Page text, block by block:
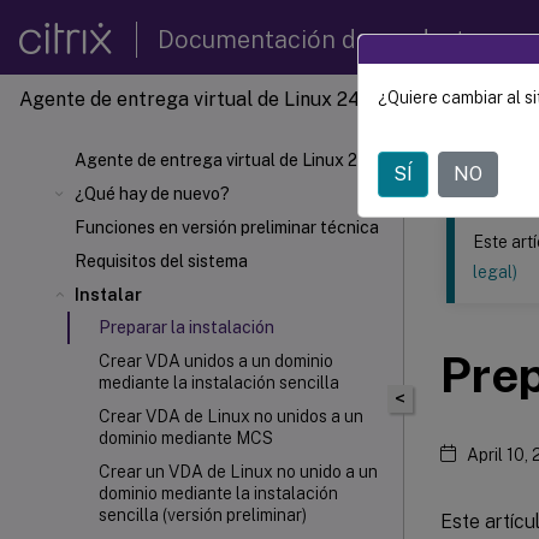
Documentación de productos
Agente de entrega virtual de Linux 2407
Agente de entrega virtual de Linux 2407
¿Qué hay de nuevo?
Funciones en versión preliminar técnica
Requisitos del sistema
Instalar
Preparar la instalación
Crear VDA unidos a un dominio
mediante la instalación sencilla
Crear VDA de Linux no unidos a un
dominio mediante MCS
Crear un VDA de Linux no unido a un
dominio mediante la instalación
sencilla (versión preliminar)
Este
<
Este
legal)
April 10,
Este
¿Quiere cambiar al
SÍ NO